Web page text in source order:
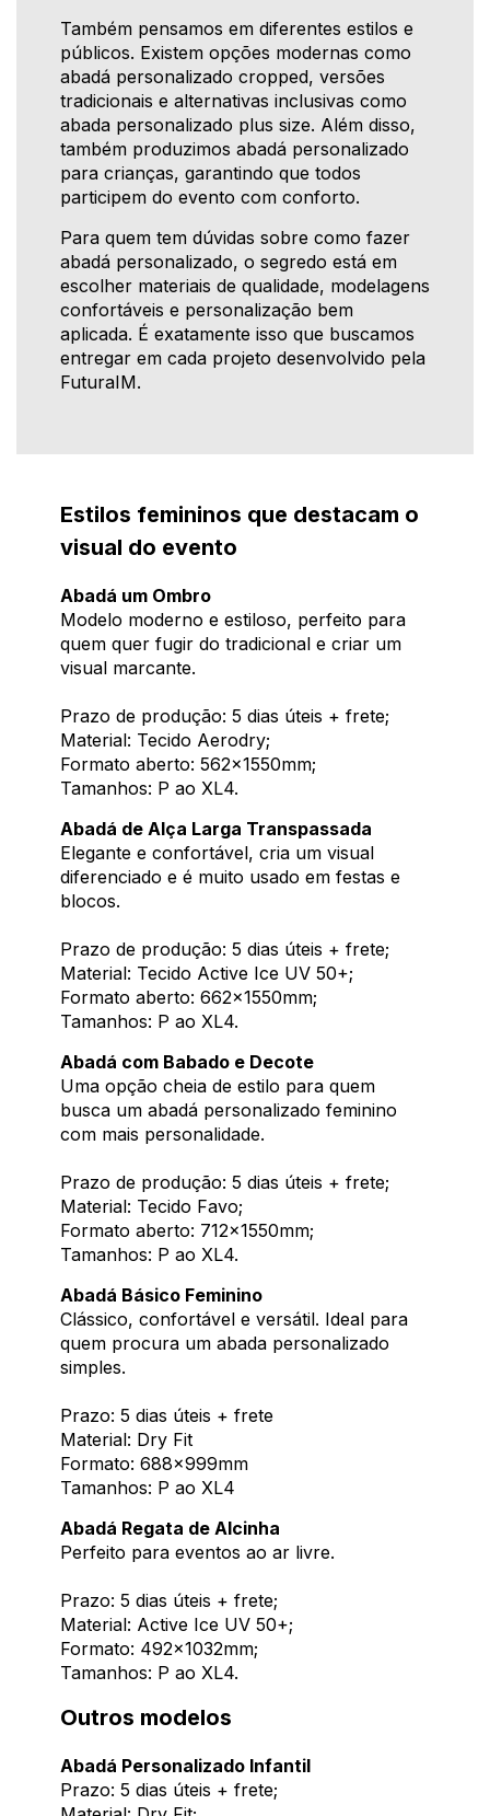
Também pensamos em diferentes estilos e
públicos. Existem opções modernas como
abadá personalizado cropped, versões
tradicionais e alternativas inclusivas como
abada personalizado plus size. Além disso,
também produzimos abadá personalizado
para crianças, garantindo que todos
participem do evento com conforto.
Para quem tem dúvidas sobre como fazer
abadá personalizado, o segredo está em
escolher materiais de qualidade, modelagens
confortáveis e personalização bem
aplicada. É exatamente isso que buscamos
entregar em cada projeto desenvolvido pela
FuturaIM.
Estilos femininos que destacam o
visual do evento
Abadá um Ombro
Modelo moderno e estiloso, perfeito para
quem quer fugir do tradicional e criar um
visual marcante.
Prazo de produção: 5 dias úteis + frete;
Material: Tecido Aerodry;
Formato aberto: 562x1550mm;
Tamanhos: P ao XL4.
Abadá de Alça Larga Transpassada
Elegante e confortável, cria um visual
diferenciado e é muito usado em festas e
blocos.
Prazo de produção: 5 dias úteis + frete;
Material: Tecido Active Ice UV 50+;
Formato aberto: 662x1550mm;
Tamanhos: P ao XL4.
Abadá com Babado e Decote
Uma opção cheia de estilo para quem
busca um abadá personalizado feminino
com mais personalidade.
Prazo de produção: 5 dias úteis + frete;
Material: Tecido Favo;
Formato aberto: 712x1550mm;
Tamanhos: P ao XL4.
Abadá Básico Feminino
Clássico, confortável e versátil. Ideal para
quem procura um abada personalizado
simples.
Prazo: 5 dias úteis + frete
Material: Dry Fit
Formato: 688x999mm
Tamanhos: P ao XL4
Abadá Regata de Alcinha
Perfeito para eventos ao ar livre.
Prazo: 5 dias úteis + frete;
Material: Active Ice UV 50+;
Formato: 492x1032mm;
Tamanhos: P ao XL4.
Outros modelos
Abadá Personalizado Infantil
Prazo: 5 dias úteis + frete;